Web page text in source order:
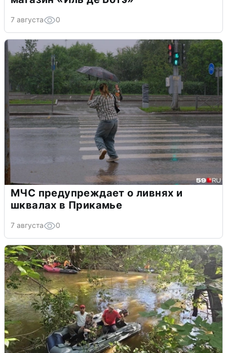
7 августа 0
МЧС предупреждает о ливнях и
шквалах в Прикамье
7 августа 0